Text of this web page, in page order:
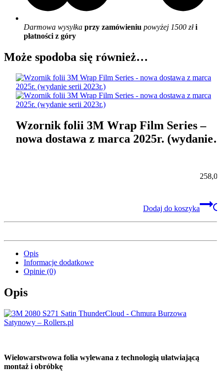
Darmowa wysyłka przy zamówieniu powyżej 1500 złi
płatności z góry
Może spodoba się również…
Wzornik folii 3M Wrap Film Series –
nowa dostawa z marca 2025r. (wydanie
Dodaj do koszyka
Opis
Informacje dodatkowe
Opinie (0)
Opis
Wielowarstwowa folia wylewana z technologią ułatwiającą
montaż i obróbkę